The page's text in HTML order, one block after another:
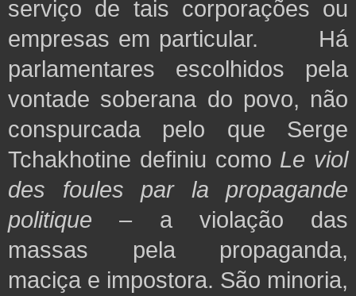
serviço de tais corporações ou
empresas em particular. Há
parlamentares escolhidos pela
vontade soberana do povo, não
conspurcada pelo que Serge
Tchakhotine definiu como Le viol
des foules par la propagande
politique – a violação das
massas pela propaganda,
maciça e impostora. São minoria,